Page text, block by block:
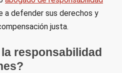
a defender sus derechos y
justa.
responsabilidad